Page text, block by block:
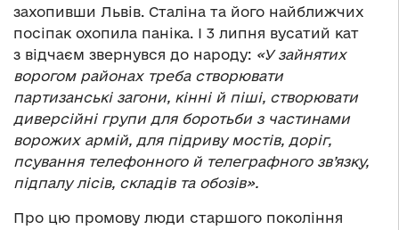
захопивши Львів. Сталіна та його найближчих
посіпак охопила паніка. І 3 липня вусатий кат
з відчаєм звернувся до народу: «У зайнятих
ворогом районах треба створювати
партизанські загони, кінні й піші, створювати
диверсійні групи для боротьби з частинами
ворожих армій, для підриву мостів, доріг,
псування телефонного й телеграфного зв’язку,
підпалу лісів, складів та обозів».
Про цю промову люди старшого покоління